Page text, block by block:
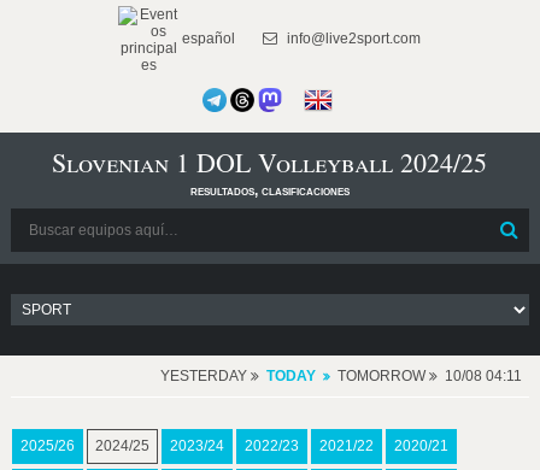
español info@live2sport.com
Slovenian 1 DOL Volleyball 2024/25
resultados, clasificaciones
YESTERDAY TODAY TOMORROW 10/08 04:11
2025/26 2024/25 2023/24 2022/23 2021/22 2020/21